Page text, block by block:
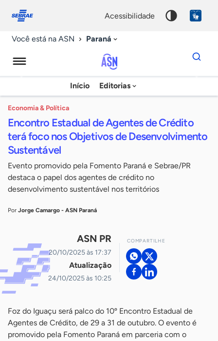
conosco
acessibilidade
Você está na ASN Paraná
Agência
Sebrae
Notícias
Início Editorias
Dados
para
chave
Economia & Política
Encontro Estadual de Agentes de Crédito
terá foco nos Objetivos de Desenvolvimento
Sustentável
Evento promovido pela Fomento Paraná e Sebrae/PR
destaca o papel dos agentes de crédito no
desenvolvimento sustentável nos territórios
Por Jorge Camargo - ASN Paraná
ASN PR
20/10/2025 às 17:37
Atualização
24/10/2025 às 10:25
COMPARTILHE
Foz do Iguaçu será palco do 10º Encontro Estadual de
Agentes de Crédito, de 29 a 31 de outubro. O evento é
promovido pela Fomento Paraná em parceria com o